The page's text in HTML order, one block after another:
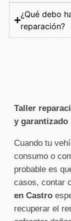
¿Qué debo
reparación?
Taller
y garantizado
Cuando tu
consumo o
probable es
casos, contar
en Castro
recuperar el